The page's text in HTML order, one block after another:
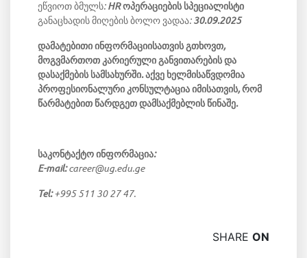
ეწვიოთ ბმულს:HR ოპერაციების სპეციალისტი
განაცხადის მიღების ბოლო ვადაა:30.09.2025
დამატებითი ინფორმაციისათვის გთხოვთ,
მოგვმართოთ კარიერული განვითარების და
დასაქმების სამსახურში. აქვე ხელმისაწვდომია
პროფესიონალური კონსულტაცია იმისათვის, რომ
წარმატებით წარდგეთ დამსაქმებლის წინაშე.
საკონტაქტო ინფორმაცია:
E-mail: career@ug.edu.ge
Tel:+995 511 30 27 47.
SHARE ON